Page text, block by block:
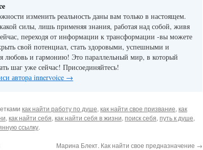
изменить реальность даны вам только в настоящем.
силы, лишь применяя знания, работая над собой, живя
переходя от информации к трансформации -вы можете
свой потенциал, стать здоровыми, успешными и
любовь и гармонию! Это параллельный мир, в который
шаг уже сейчас! Присоединяйтесь!
автора innervoice →
как найти работу по душе, как найти свое призвание, как
, как найти себя, как найти себя в жизни, поиск себя, путь к душе,
ссылку.
Марина Блект. Как найти свое предназначение →